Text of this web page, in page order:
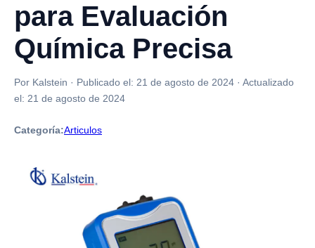
para Evaluación
Química Precisa
Por Kalstein · Publicado el: 21 de agosto de 2024 · Actualizado
el: 21 de agosto de 2024
Categoría:Articulos